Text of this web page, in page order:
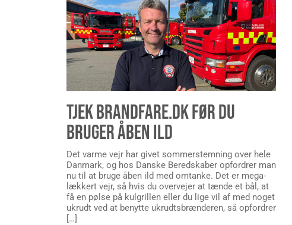
TJEK BRANDFARE.DK FØR DU
BRUGER ÅBEN ILD
Det varme vejr har givet sommerstemning over hele
Danmark, og hos Danske Beredskaber opfordrer man
nu til at bruge åben ild med omtanke. Det er mega-
lækkert vejr, så hvis du overvejer at tænde et bål, at
få en pølse på kulgrillen eller du lige vil af med noget
ukrudt ved at benytte ukrudtsbrænderen, så opfordrer
[…]